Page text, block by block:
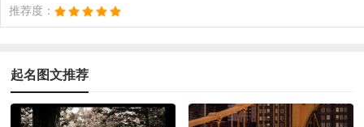
推荐度：
起名图文推荐